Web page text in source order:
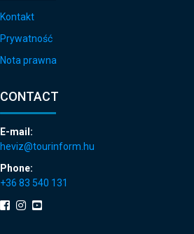
Kontakt
Prywatność
Nota prawna
CONTACT
E-mail:
heviz@tourinform.hu
Phone:
+36 83 540 131